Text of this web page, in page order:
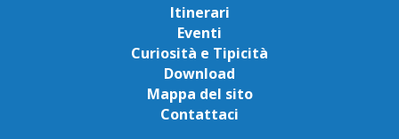
Itinerari
Eventi
Curiosità e Tipicità
Download
Mappa del sito
Contattaci